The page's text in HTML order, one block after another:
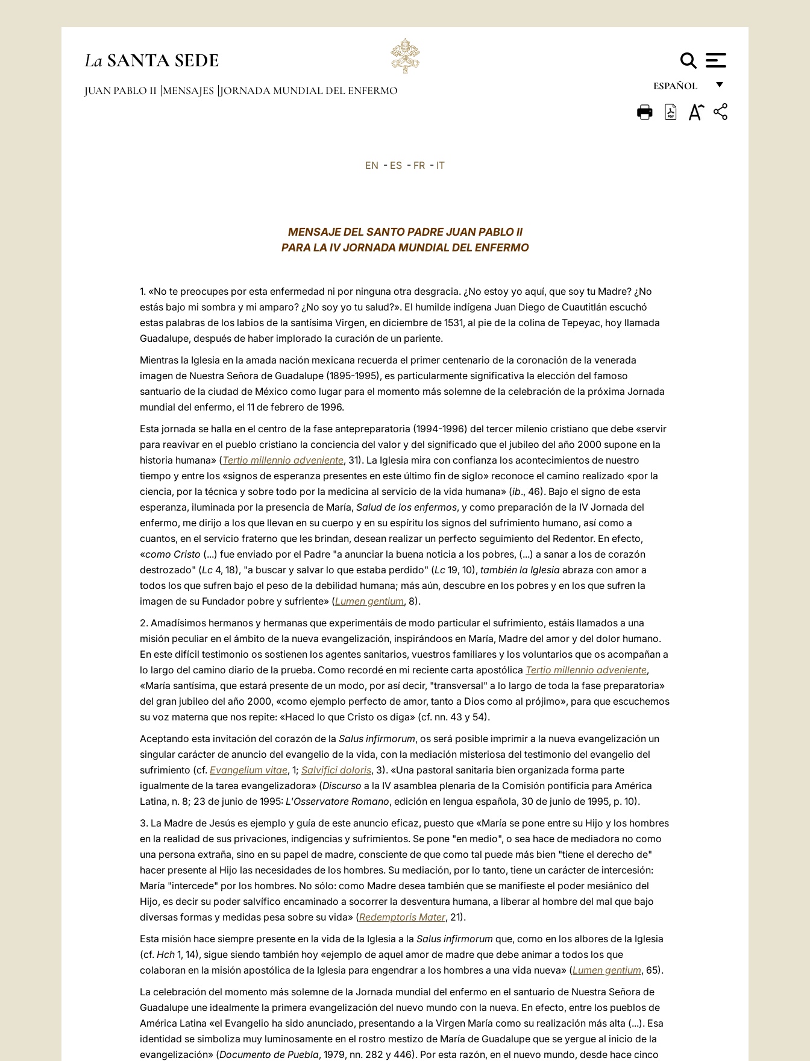
La SANTA SEDE
ESPAÑOL
FRANÇAIS
LATINE
JUAN PABLO II MENSAJES JORNADA MUNDIAL DEL ENFERMO
EN - ES - FR - IT
MENSAJE DEL SANTO PADRE JUAN PABLO II
PARA LA IV JORNADA MUNDIAL DEL ENFERMO
1. «No te preocupes por esta enfermedad ni por ninguna otra desgracia. ¿No estoy yo aquí, que soy tu Madre? ¿No
estás bajo mi sombra y mi amparo? ¿No soy yo tu salud?». El humilde indígena Juan Diego de Cuautitlán escuchó
estas palabras de los labios de la santísima Virgen, en diciembre de 1531, al pie de la colina de Tepeyac, hoy llamada
Guadalupe, después de haber implorado la curación de un pariente.
Mientras la Iglesia en la amada nación mexicana recuerda el primer centenario de la coronación de la venerada
imagen de Nuestra Señora de Guadalupe (1895-1995), es particularmente significativa la elección del famoso
santuario de la ciudad de México como lugar para el momento más solemne de la celebración de la próxima Jornada
mundial del enfermo, el 11 de febrero de 1996.
Esta jornada se halla en el centro de la fase antepreparatoria (1994-1996) del tercer milenio cristiano que debe «servir
para reavivar en el pueblo cristiano la conciencia del valor y del significado que el jubileo del año 2000 supone en la
historia humana» (Tertio millennio adveniente, 31). La Iglesia mira con confianza los acontecimientos de nuestro
tiempo y entre los «signos de esperanza presentes en este último fin de siglo» reconoce el camino realizado «por la
ciencia, por la técnica y sobre todo por la medicina al servicio de la vida humana» (ib., 46). Bajo el signo de esta
esperanza, iluminada por la presencia de María, Salud de los enfermos, y como preparación de la IV Jornada del
enfermo, me dirijo a los que llevan en su cuerpo y en su espíritu los signos del sufrimiento humano, así como a
cuantos, en el servicio fraterno que les brindan, desean realizar un perfecto seguimiento del Redentor. En efecto,
«como Cristo (...) fue enviado por el Padre "a anunciar la buena noticia a los pobres, (...) a sanar a los de corazón
destrozado" (Lc 4, 18), "a buscar y salvar lo que estaba perdido" (Lc 19, 10), también la Iglesia abraza con amor a
todos los que sufren bajo el peso de la debilidad humana; más aún, descubre en los pobres y en los que sufren la
imagen de su Fundador pobre y sufriente» (Lumen gentium, 8).
2. Amadísimos hermanos y hermanas que experimentáis de modo particular el sufrimiento, estáis llamados a una
misión peculiar en el ámbito de la nueva evangelización, inspirándoos en María, Madre del amor y del dolor humano.
En este difícil testimonio os sostienen los agentes sanitarios, vuestros familiares y los voluntarios que os acompañan a
lo largo del camino diario de la prueba. Como recordé en mi reciente carta apostólica Tertio millennio adveniente,
«María santísima, que estará presente de un modo, por así decir, "transversal" a lo largo de toda la fase preparatoria»
del gran jubileo del año 2000, «como ejemplo perfecto de amor, tanto a Dios como al prójimo», para que escuchemos
su voz materna que nos repite: «Haced lo que Cristo os diga» (cf. nn. 43 y 54).
Aceptando esta invitación del corazón de la Salus infirmorum, os será posible imprimir a la nueva evangelización un
singular carácter de anuncio del evangelio de la vida, con la mediación misteriosa del testimonio del evangelio del
sufrimiento (cf. Evangelium vitae, 1; Salvifici doloris, 3). «Una pastoral sanitaria bien organizada forma parte
igualmente de la tarea evangelizadora» (Discurso a la IV asamblea plenaria de la Comisión pontificia para América
Latina, n. 8; 23 de junio de 1995: L'Osservatore Romano, edición en lengua española, 30 de junio de 1995, p. 10).
3. La Madre de Jesús es ejemplo y guía de este anuncio eficaz, puesto que «María se pone entre su Hijo y los hombres
en la realidad de sus privaciones, indigencias y sufrimientos. Se pone "en medio", o sea hace de mediadora no como
una persona extraña, sino en su papel de madre, consciente de que como tal puede más bien "tiene el derecho de"
hacer presente al Hijo las necesidades de los hombres. Su mediación, por lo tanto, tiene un carácter de intercesión:
María "intercede" por los hombres. No sólo: como Madre desea también que se manifieste el poder mesiánico del
Hijo, es decir su poder salvífico encaminado a socorrer la desventura humana, a liberar al hombre del mal que bajo
diversas formas y medidas pesa sobre su vida» (Redemptoris Mater, 21).
Esta misión hace siempre presente en la vida de la Iglesia a la Salus infirmorum que, como en los albores de la Iglesia
(cf. Hch 1, 14), sigue siendo también hoy «ejemplo de aquel amor de madre que debe animar a todos los que
colaboran en la misión apostólica de la Iglesia para engendrar a los hombres a una vida nueva» (Lumen gentium, 65).
La celebración del momento más solemne de la Jornada mundial del enfermo en el santuario de Nuestra Señora de
Guadalupe une idealmente la primera evangelización del nuevo mundo con la nueva. En efecto, entre los pueblos de
América Latina «el Evangelio ha sido anunciado, presentando a la Virgen María como su realización más alta (...). Esa
identidad se simboliza muy luminosamente en el rostro mestizo de María de Guadalupe que se yergue al inicio de la
evangelización» (Documento de Puebla, 1979, nn. 282 y 446). Por esta razón, en el nuevo mundo, desde hace cinco